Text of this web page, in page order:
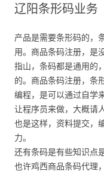
辽阳条形码业务
产品是需要条形码的，
用。商品条码注册，是
指山，条码都是通用的
的。商品条码注册，条
编程，是可以通过自学
让程序员来做，大概请
也是这样，资料提交，
力。
还有条码是有些知识点
也许鸡西商品条码代理